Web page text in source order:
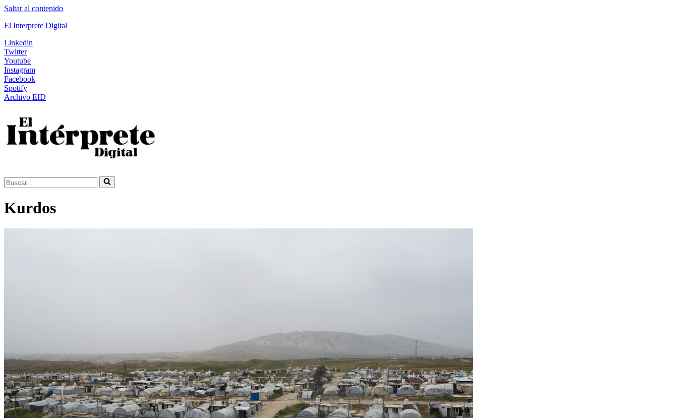
Saltar al contenido
El Interprete Digital
Linkedin
Twitter
Youtube
Instagram
Facebook
Spotify
Archivo EID
Buscar...
Kurdos